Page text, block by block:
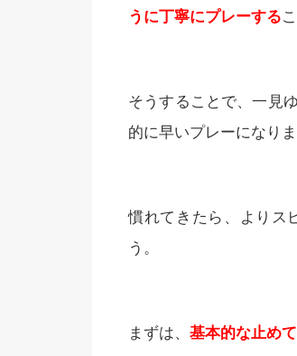
うに丁寧にプレーする
そうすることで、一見
的に早いプレーになりま
慣れてきたら、よりス
う。
まずは、 基本的な止め